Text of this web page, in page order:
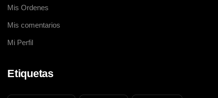
Mis Ordenes
Mis comentarios
Mi Perfil
Etiquetas